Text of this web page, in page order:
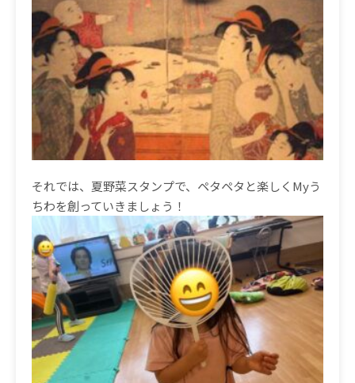
それでは、夏野菜スタンプで、ペタペタと楽しくMyう
ちわを創っていきましょう！